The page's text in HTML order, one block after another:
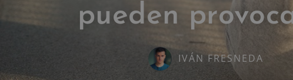
pueden
IVÁN FRESNEDA